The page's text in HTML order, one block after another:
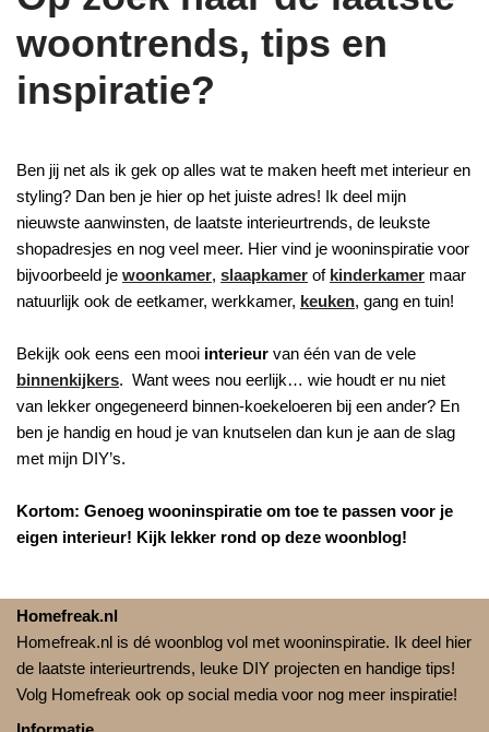
woontrends, tips en
inspiratie?
Ben jij net als ik gek op alles wat te maken heeft met interieur en
styling? Dan ben je hier op het juiste adres! Ik deel mijn
nieuwste aanwinsten, de laatste interieurtrends, de leukste
shopadresjes en nog veel meer. Hier vind je wooninspiratie voor
bijvoorbeeld je woonkamer, slaapkamer of kinderkamer maar
natuurlijk ook de eetkamer, werkkamer, keuken, gang en tuin!
Bekijk ook eens een mooi interieur van één van de vele
binnenkijkers. Want wees nou eerlijk… wie houdt er nu niet
van lekker ongegeneerd binnen-koekeloeren bij een ander? En
ben je handig en houd je van knutselen dan kun je aan de slag
met mijn DIY’s.
Kortom: Genoeg wooninspiratie om toe te passen voor je
eigen interieur! Kijk lekker rond op deze woonblog!
Homefreak.nl
Homefreak.nl is dé woonblog vol met wooninspiratie. Ik deel hier
de laatste interieurtrends, leuke DIY projecten en handige tips!
Volg Homefreak ook op social media voor nog meer inspiratie!